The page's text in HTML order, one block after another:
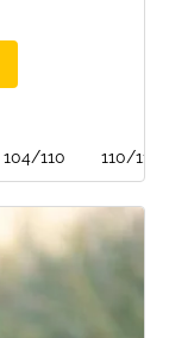
104/110 110/116